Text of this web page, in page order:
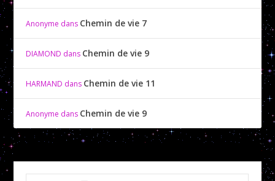
Anonyme dans Chemin de vie 7
DIAMOND dans Chemin de vie 9
HARMAND dans Chemin de vie 11
Anonyme dans Chemin de vie 9